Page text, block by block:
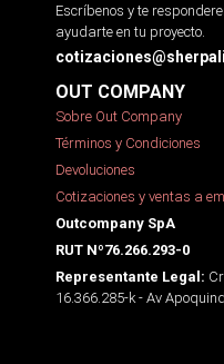
Escríbenos y te
ayudarte en tu proyecto.
OUT COMPANY
Sobre Out Company
Términos y Condiciones
Devoluciones
Cotizaciones y ventas a
Outcompany SpA
RUT Nº76.266.293-0
Representante Legal:
16.366.285-k - Av